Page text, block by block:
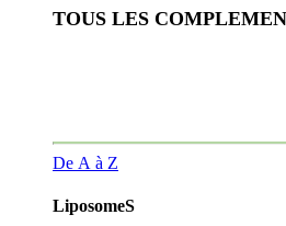
TOUS LES
De A à Z
LiposomeS